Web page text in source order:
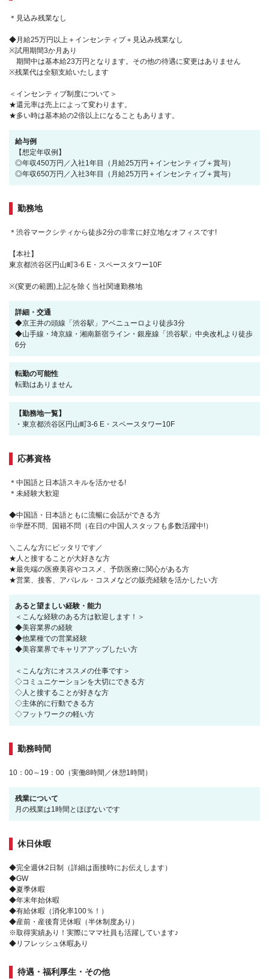
＊見込み残業なし
◆月給25万円以上＋インセンティブ＋見込み残業なし
※試用期間3か月あり
期間中は基本給23万円となります。その他の待遇に変更はありません
※残業代は全額支給いたします
＜インセンティブ制度について＞
★還元率は売上によって変わります。
★多い時は基本給の2倍以上になることもあります。
給与例
【想定年収例】
◎年収450万円／入社1年目（月給25万円＋インセンティブ＋賞与）
◎年収650万円／入社3年目（月給25万円＋インセンティブ＋賞与）
勤務地
＊渋谷マークシティから徒歩2分の非常に好立地なオフィスです!
【本社】
東京都渋谷区円山町3-6 E・スペースタワー10F
※(変更の範囲)上記を除く当社関連勤務地
詳細・交通
◆京王井の頭線「渋谷駅」アベニューロより徒歩3分
◆山手線・埼京線・湘南新宿ライン・銀座線「渋谷駅」中央改札より徒歩
6分
転勤の可能性
転勤はありません
【勤務地一覧】
・東京都渋谷区円山町3-6 E・スペースタワー10F
応募資格
＊中国語と日本語スキルを活かせる!
＊未経験大歓迎
◆中国語・日本語ともに流暢に会話ができる方
※学歴不問、国籍不問（在日の中国人スタッフも多数活躍中!）
＼こんな方にピッタリです／
★人と接することが大好きな方
★最先端の医療美容やコスメ、予防医療に関心がある方
★営業、接客、アパレル・コスメなどの販売経験を活かしたい方
あると望ましい経験・能力
＜こんな経験のある方は歓迎します！＞
◆美容業界の経験
◆他業種での営業経験
◆美容業界でキャリアアップしたい方
＜こんな方にオススメの仕事です＞
◇コミュニケーションを大切にできる方
◇人と接することが好きな方
◇主体的に行動できる方
◇フットワークの軽い方
勤務時間
10：00～19：00（実働8時間／休憩1時間）
残業について
月の残業は1時間とほぼないです
休日休暇
◆完全週休2日制（詳細は面接時にお伝えします）
◆GW
◆夏季休暇
◆年末年始休暇
◆有給休暇（消化率100％！）
◆産前・産後育児休暇（半休制度あり）
※取得実績あり！実際にママ社員も活躍しています♪
◆リフレッシュ休暇あり
待遇・福利厚生・その他